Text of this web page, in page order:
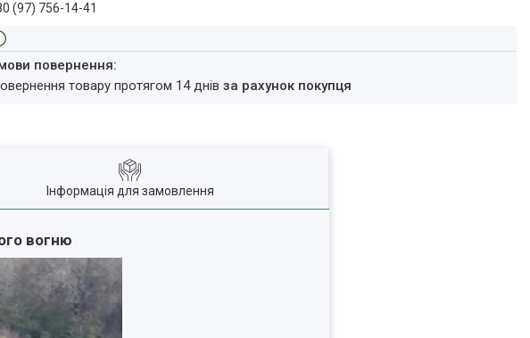
(97) 756-14-41
повернення товару протягом 14 днівза рахунок покупця
Інформація для замовлення
вогню